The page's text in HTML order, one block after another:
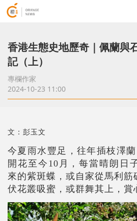
香港生態史地歷奇｜佩蘭與
記（上）
專欄作家
2024-10-23 11:00
文：彭玉文
今夏雨水豐足，往年插枝澤
開花至今10月，每當晴朗日
來的紫斑蝶，或自家從馬利筋
伏花叢吸蜜，或群舞其上，賞